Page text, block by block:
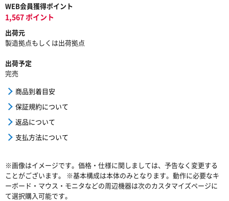
WEB会員獲得ポイント
1,567 ポイント
出荷元
製造拠点もしくは出荷拠点
出荷予定
完売
商品到着目安
保証規約について
返品について
支払方法について
※画像はイメージです。価格・仕様に関しましては、予告なく変更する
ことがございます。 ※基本構成は本体のみとなります。動作に必要なキ
ーボード・マウス・モニタなどの周辺機器は次のカスタマイズページに
て選択購入可能です。